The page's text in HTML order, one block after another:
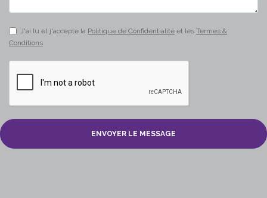
J'ai lu et j'accepte la Politique de Confidentialité et les Termes &
Conditions
ENVOYER LE MESSAGE